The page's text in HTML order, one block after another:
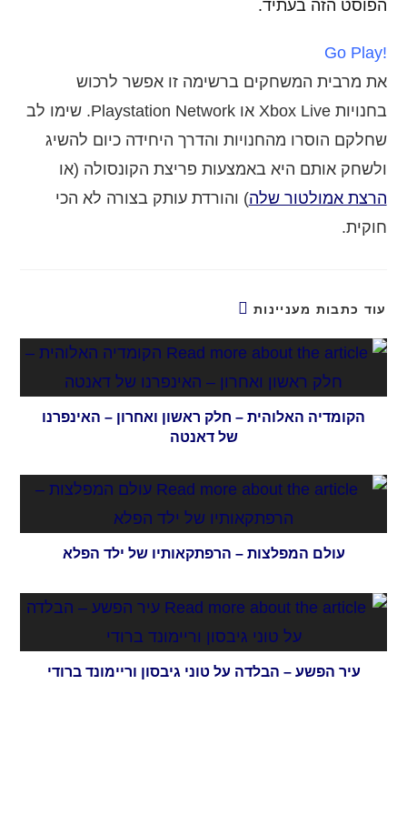
הפוסט הזה בעתיד.
!Go Play
את מרבית המשחקים ברשימה זו אפשר לרכוש
בחנויות Xbox Live או Playstation Network. שימו לב
שחלקם הוסרו מהחנויות והדרך היחידה כיום להשיג
ולשחק אותם היא באמצעות פריצת הקונסולה (או
הרצת אמולטור שלה) והורדת עותק בצורה לא הכי
חוקית.
עוד כתבות מעניינות
הקומדיה האלוהית – חלק ראשון ואחרון – האינפרנו
של דאנטה
עולם המפלצות – הרפתקאותיו של ילד הפלא
עיר הפשע – הבלדה על טוני גיבסון וריימונד ברודי